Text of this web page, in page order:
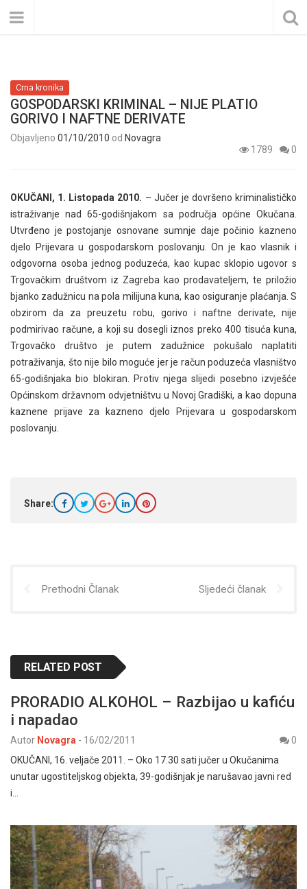
Crna kronika
GOSPODARSKI KRIMINAL – NIJE PLATIO
GORIVO I NAFTNE DERIVATE
Objavljeno 01/10/2010 od Novagra
1789
0
OKUČANI, 1. Listopada 2010. – Jučer je dovršeno kriminalističko
istraživanje nad 65-godišnjakom sa područja općine Okučana.
Utvrđeno je postojanje osnovane sumnje daje počinio kazneno
djelo Prijevara u gospodarskom poslovanju. On je kao vlasnik i
odgovorna osoba jednog poduzeća, kao kupac sklopio ugovor s
Trgovačkim društvom iz Zagreba kao prodavateljem, te priložio
bjanko zadužnicu na pola milijuna kuna, kao osiguranje plaćanja. S
obzirom da za preuzetu robu, gorivo i naftne derivate, nije
podmirivao račune, a koji su dosegli iznos preko 400 tisuća kuna,
Trgovačko društvo je putem zadužnice pokušalo naplatiti
potraživanja, što nije bilo moguće jer je račun poduzeća vlasništvo
65-godišnjaka bio blokiran. Protiv njega slijedi posebno izvješće
Općinskom državnom odvjetništvu u Novoj Gradiški, a kao dopuna
kaznene prijave za kazneno djelo Prijevara u gospodarskom
poslovanju.
Share:
Prethodni Članak Sljedeći članak
RELATED POST
PRORADIO ALKOHOL – Razbijao u kafiću
i napadao
Autor Novagra - 16/02/2011
0
OKUČANI, 16. veljače 2011. – Oko 17.30 sati jučer u Okučanima
unutar ugostiteljskog objekta, 39-godišnjak je narušavao javni red
i…